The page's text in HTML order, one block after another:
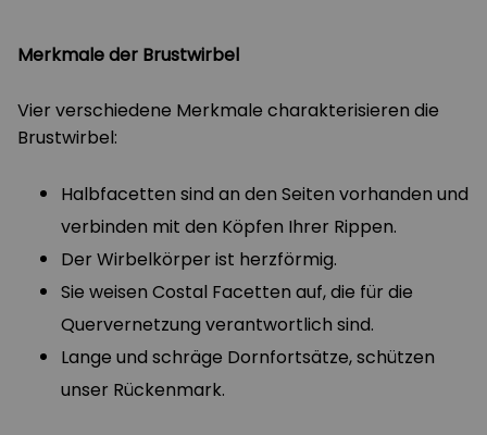
Merkmale der Brustwirbel
Vier verschiedene Merkmale charakterisieren die
Brustwirbel:
Halbfacetten sind an den Seiten vorhanden und
verbinden mit den Köpfen Ihrer Rippen.
Der Wirbelkörper ist herzförmig.
Sie weisen Costal Facetten auf, die für die
Quervernetzung verantwortlich sind.
Lange und schräge Dornfortsätze, schützen
unser Rückenmark.